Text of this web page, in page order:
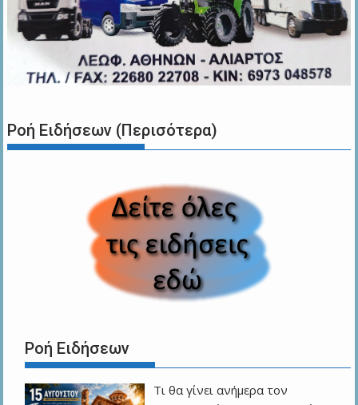
Ροή Ειδήσεων (Περισότερα)
Ροή Ειδήσεων
Τι θα γίνει ανήμερα τον